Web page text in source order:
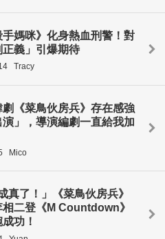
媽咪》化身熱血刑警！對
義」引爆期待
Tracy
《菜鳥伙房兵》存在感強
」，導演編劇一直給我加
Mico
真了！」《菜鳥伙房兵》
二登《M Countdown》
功！